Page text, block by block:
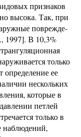
признаков
высока. Так, при
поврежде­
1997]. В 10,3%
только
определение ее
нескольких
которые в
петлей
только в
наблюдений,